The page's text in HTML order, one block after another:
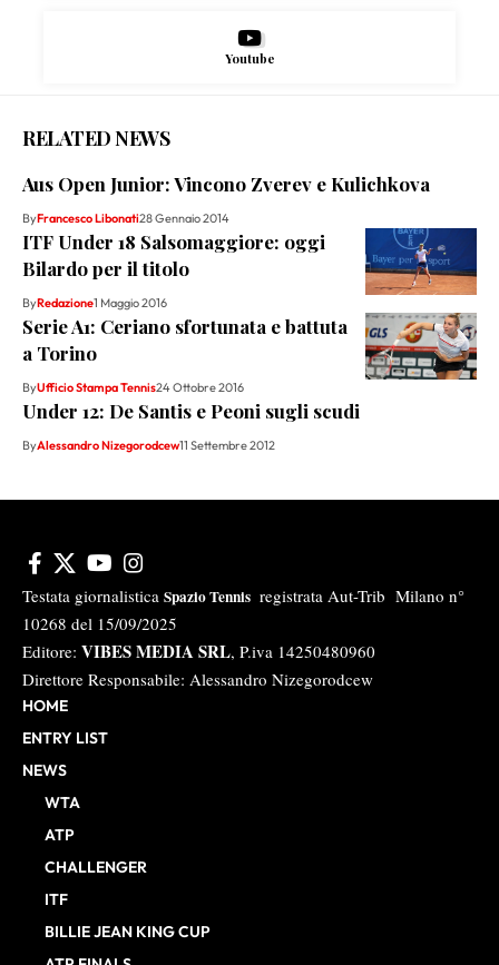
Youtube
RELATED NEWS
Aus Open Junior: Vincono Zverev e Kulichkova
ByFrancesco Libonati28 Gennaio 2014
ITF Under 18 Salsomaggiore: oggi
Bilardo per il titolo
ByRedazione1 Maggio 2016
Serie A1: Ceriano sfortunata e battuta
a Torino
ByUfficio Stampa Tennis24 Ottobre 2016
Under 12: De Santis e Peoni sugli scudi
ByAlessandro Nizegorodcew11 Settembre 2012
Testata giornalistica Spazio Tennis registrata Aut-Trib Milano n°
10268 del 15/09/2025
Editore: VIBES MEDIA SRL, P.iva 14250480960
Direttore Responsabile: Alessandro Nizegorodcew
HOME
ENTRY LIST
NEWS
WTA
ATP
CHALLENGER
ITF
BILLIE JEAN KING CUP